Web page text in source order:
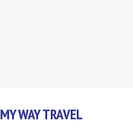
MY WAY TRAVEL